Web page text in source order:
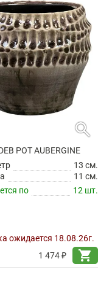
search
POT AUBERGINE
13 см.
11 см.
по
12 шт.
ожидается 18.08.26г.
1 474 ₽
shopping_cart